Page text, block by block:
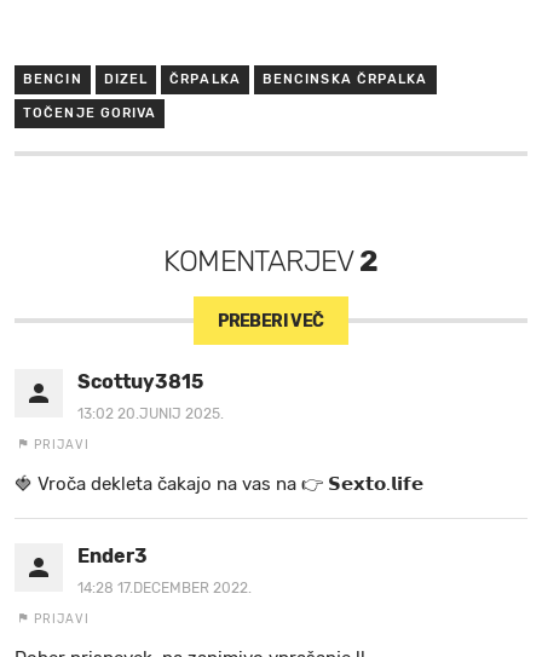
BENCIN DIZEL ČRPALKA BENCINSKA ČRPALKA
TOČENJE GORIVA
KOMENTARJEV2
PREBERI VEČ
Scottuy3815
13:02 20.JUNIJ 2025.
PRIJAVI
🍓 V r o č a d e k l e t a ča k a jo na va s n a 👉 𝗦𝗲𝘅𝘁𝗼.𝗹𝗶𝗳𝗲
Ender3
14:28 17.DECEMBER 2022.
PRIJAVI